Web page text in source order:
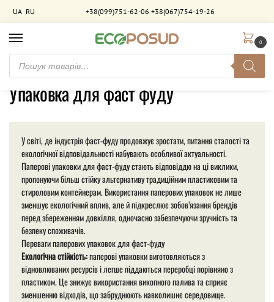
UA RU +38(099)751-62-06 +38(067)754-19-26
0
Головна / Товари з позначками “Упаковка для фаст фуду”
Упаковка для фаст фуду
У світі, де індустрія фаст-фуду продовжує зростати, питання сталості та
екологічної відповідальності набувають особливої актуальності.
Паперові упаковки для фаст-фуду стають відповіддю на ці виклики,
пропонуючи більш стійку альтернативу традиційним пластиковим та
стироловим контейнерам. Використання паперових упаковок не лише
зменшує екологічний вплив, але й підкреслює зобов’язання брендів
перед збереженням довкілля, одночасно забезпечуючи зручність та
безпеку споживачів.
Переваги паперових упаковок для фаст-фуду
Екологічна стійкість:паперові упаковки виготовляються з
відновлюваних ресурсів і легше піддаються переробці порівняно з
пластиком. Це знижує використання викопного палива та сприяє
зменшенню відходів, що забруднюють навколишнє середовище.